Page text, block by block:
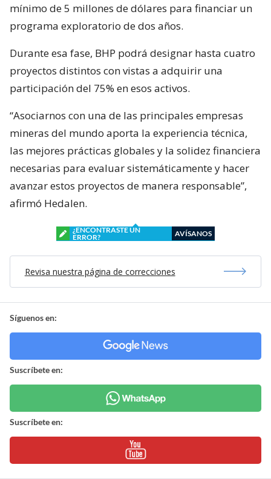
mínimo de 5 millones de dólares para financiar un
programa exploratorio de dos años.
Durante esa fase, BHP podrá designar hasta cuatro
proyectos distintos con vistas a adquirir una
participación del 75% en esos activos.
“Asociarnos con una de las principales empresas
mineras del mundo aporta la experiencia técnica,
las mejores prácticas globales y la solidez financiera
necesarias para evaluar sistemáticamente y hacer
avanzar estos proyectos de manera responsable”,
afirmó Hedalen.
¿ENCONTRASTE UN
ERROR?
AVÍSANOS
Revisa nuestra página de correcciones
Síguenos en:
Suscríbete en:
Suscríbete en: